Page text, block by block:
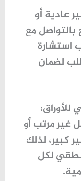
عادية أو
بالتواصل مع
استشارة
لضمان
للأوراق:
غير مرتب أو
كبير، لذلك
لكل